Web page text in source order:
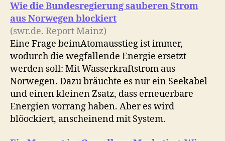
Wie die Bundesregierung sauberen Strom
aus Norwegen blockiert
(swr.de. Report Mainz)
Eine Frage beimAtomausstieg ist immer,
wodurch die wegfallende Energie ersetzt
werden soll: Mit Wasserkraftstrom aus
Norwegen. Dazu bräuchte es nur ein Seekabel
und einen kleinen Zsatz, dass erneuerbare
Energien vorrang haben. Aber es wird
blöockiert, anscheinend mit System.